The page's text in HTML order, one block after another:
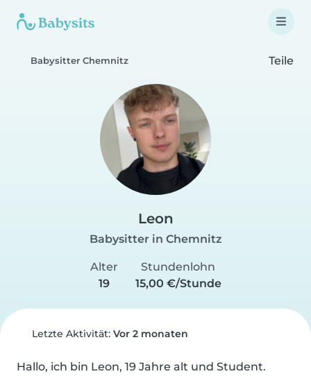
Babysitter Chemnitz Teile
Leon
Babysitter in Chemnitz
Alter
19
Stundenlohn
15,00 €/Stunde
Letzte Aktivität: Vor 2 monaten
Hallo, ich bin Leon, 19 Jahre alt und Student.